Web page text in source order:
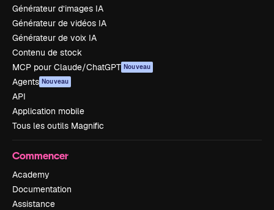
Générateur d’images IA
Générateur de vidéos IA
Générateur de voix IA
Contenu de stock
MCP pour Claude/ChatGPT Nouveau
Agents Nouveau
API
Application mobile
Tous les outils Magnific
Commencer
Academy
Documentation
Assistance